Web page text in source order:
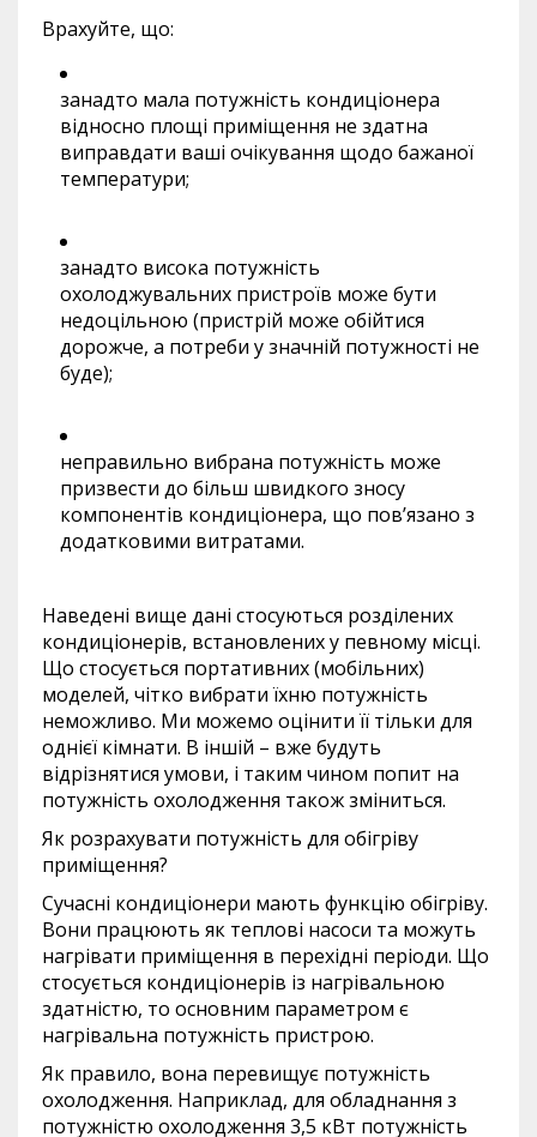
Врахуйте, що:
занадто мала потужність кондиціонера
відносно площі приміщення не здатна
виправдати ваші очікування щодо бажаної
температури;
занадто висока потужність
охолоджувальних пристроїв може бути
недоцільною (пристрій може обійтися
дорожче, а потреби у значній потужності не
буде);
неправильно вибрана потужність може
призвести до більш швидкого зносу
компонентів кондиціонера, що пов’язано з
додатковими витратами.
Наведені вище дані стосуються розділених
кондиціонерів, встановлених у певному місці.
Що стосується портативних (мобільних)
моделей, чітко вибрати їхню потужність
неможливо. Ми можемо оцінити її тільки для
однієї кімнати. В іншій – вже будуть
відрізнятися умови, і таким чином попит на
потужність охолодження також зміниться.
Як розрахувати потужність для обігріву
приміщення?
Сучасні кондиціонери мають функцію обігріву.
Вони працюють як теплові насоси та можуть
нагрівати приміщення в перехідні періоди. Що
стосується кондиціонерів із нагрівальною
здатністю, то основним параметром є
нагрівальна потужність пристрою.
Як правило, вона перевищує потужність
охолодження. Наприклад, для обладнання з
потужністю охолодження 3,5 кВт потужність